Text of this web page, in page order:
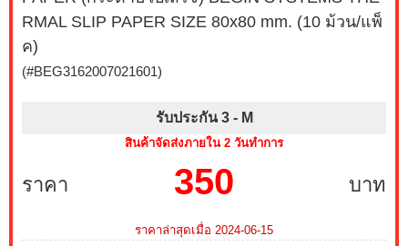
RMAL SLIP PAPER SIZE 80x80 mm. (10 ม้วน/แพ็
ค)
(#BEG3162007021601)
รับประกัน 3 - M
สินค้าจัดส่งภายใน 2 วันทำการ
ราคา บาท
350
ราคาล่าสุดเมื่อ 2024-06-15